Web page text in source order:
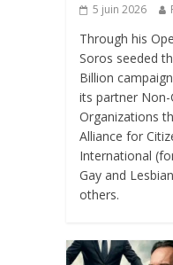
5 juin 2026
Through his
Soros seeded
Billion
its partner
Organizations
Alliance for
International
Gay and
others.